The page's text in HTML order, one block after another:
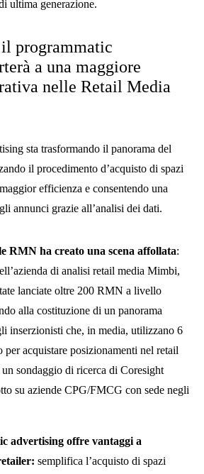
ultima generazione.
programmatic
a una maggiore
nelle Retail Media
sta trasformando il panorama del
il procedimento d’acquisto di spazi
efficienza e consentendo una
annunci grazie all’analisi dei dati.
RMN ha creato una scena affollata:
di analisi retail media Mimbi,
lanciate oltre 200 RMN a livello
alla costituzione di un panorama
inserzionisti che, in media, utilizzano 6
acquistare posizionamenti nel retail
sondaggio di ricerca di Coresight
su aziende CPG/FMCG con sede negli
advertising offre vantaggi a
semplifica l’acquisto di spazi